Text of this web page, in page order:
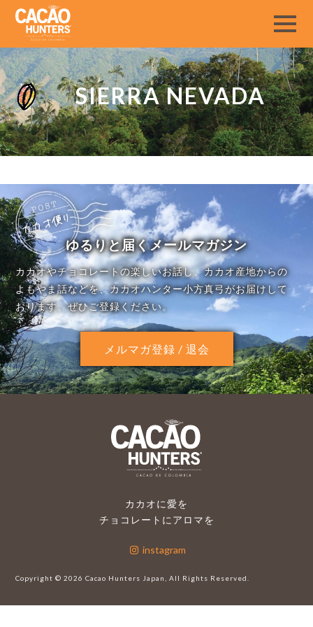
SIERRA NEVADA
ゆるりと届くメールマガジン
カカオやチョコレートの楽しいお話し、カカオ産地からの
よもやま話などを、カカオハンター小方真弓がお届けして
おります。ぜひご登録ください。
メルマガ登録 / 退会
カカオに愛を
チョコレートにアロマを
instagram
Copyright ©2026 Cacao Hunters Japan, All Rights Reserved.